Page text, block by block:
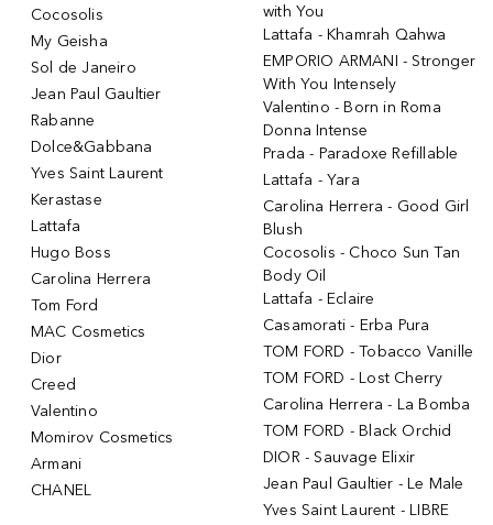
Cocosolis
My Geisha
Sol de Janeiro
Jean Paul Gaultier
Rabanne
Dolce&Gabbana
Yves Saint Laurent
Kerastase
Lattafa
Hugo Boss
Carolina Herrera
Tom Ford
MAC Cosmetics
Dior
Creed
Valentino
Momirov Cosmetics
Armani
CHANEL
with You
Lattafa - Khamrah Qahwa
EMPORIO ARMANI - Stronger
With You Intensely
Valentino - Born in Roma
Donna Intense
Prada - Paradoxe Refillable
Lattafa - Yara
Carolina Herrera - Good Girl
Blush
Cocosolis - Choco Sun Tan
Body Oil
Lattafa - Eclaire
Casamorati - Erba Pura
TOM FORD - Tobacco Vanille
TOM FORD - Lost Cherry
Carolina Herrera - La Bomba
TOM FORD - Black Orchid
DIOR - Sauvage Elixir
Jean Paul Gaultier - Le Male
Yves Saint Laurent - LIBRE